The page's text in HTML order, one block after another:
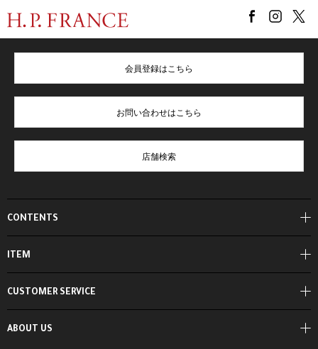
CONTENTS
ITEM
ABOUT US
会員登録はこちら
お問い合わせはこちら
店舗検索
CUSTOMER SERVICE